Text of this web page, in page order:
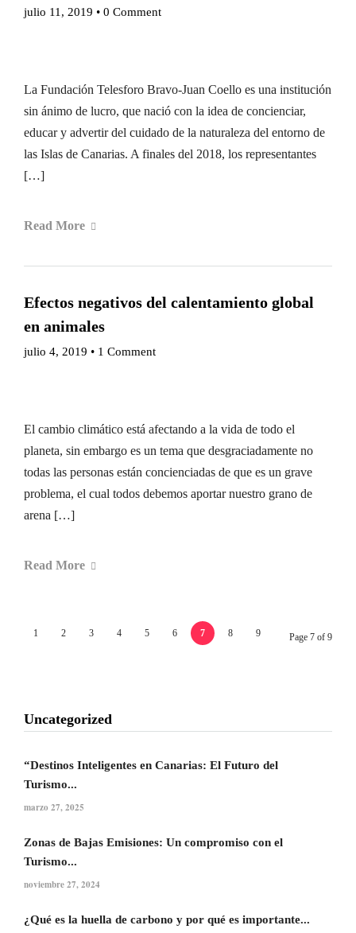
julio 11, 2019 • 0 Comment
La Fundación Telesforo Bravo-Juan Coello es una institución
sin ánimo de lucro, que nació con la idea de concienciar,
educar y advertir del cuidado de la naturaleza del entorno de
las Islas de Canarias. A finales del 2018, los representantes
[…]
Read More
Efectos negativos del calentamiento global
en animales
julio 4, 2019 • 1 Comment
El cambio climático está afectando a la vida de todo el
planeta, sin embargo es un tema que desgraciadamente no
todas las personas están concienciadas de que es un grave
problema, el cual todos debemos aportar nuestro grano de
arena […]
Read More
1 2 3 4 5 6 7 8 9 Page 7 of 9
Uncategorized
“Destinos Inteligentes en Canarias: El Futuro del
Turismo...
marzo 27, 2025
Zonas de Bajas Emisiones: Un compromiso con el
Turismo...
noviembre 27, 2024
¿Qué es la huella de carbono y por qué es importante...